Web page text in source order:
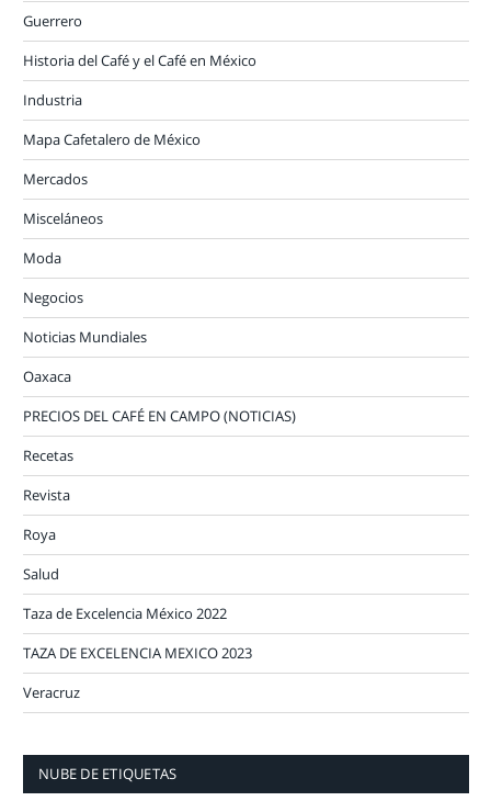
Guerrero
Historia del Café y el Café en México
Industria
Mapa Cafetalero de México
Mercados
Misceláneos
Moda
Negocios
Noticias Mundiales
Oaxaca
PRECIOS DEL CAFÉ EN CAMPO (NOTICIAS)
Recetas
Revista
Roya
Salud
Taza de Excelencia México 2022
TAZA DE EXCELENCIA MEXICO 2023
Veracruz
NUBE DE ETIQUETAS